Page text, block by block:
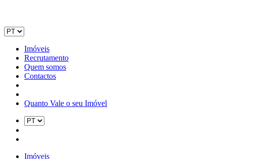
Imóveis
Recrutamento
Quem somos
Contactos
Quanto Vale o seu Imóvel
Imóveis